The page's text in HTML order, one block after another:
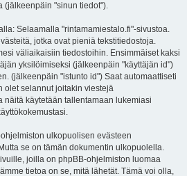
(jälkeenpäin "sinun tiedot").
Selaamalla "rintamamiestalo.fi"-sivustoa.
jotka ovat pieniä tekstitiedostoja.
väliaikaisiin tiedostoihin. Ensimmäiset kaksi
yksilöimiseksi (jälkeenpäin "käyttäjän id")
(jälkeenpäin "istunto id") Saat automaattiseti
olet selannut joitakin viestejä
näitä käytetään tallentamaan lukemiasi
ulkopuolisen evästeen
se on tämän dokumentin ulkopuolella.
joilla on phpBB-ohjelmiston luomaa
tietoa on se, mitä lähetät. Tämä voi olla,